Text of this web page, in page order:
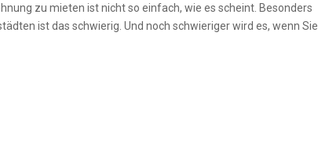
zu mieten ist nicht so einfach, wie es scheint. Besonders
ist das schwierig. Und noch schwieriger wird es, wenn Sie